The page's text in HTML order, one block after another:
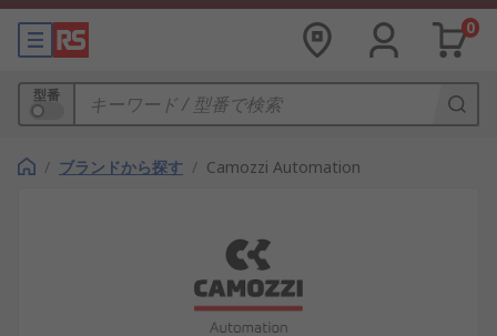
0
型番
/ ブランドから探す / Camozzi Automation